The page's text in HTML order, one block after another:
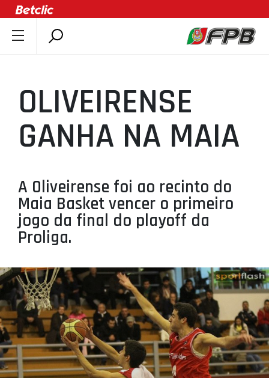
ÚLTIMAS
COMPETIÇÕES
ASSOCIAÇÕES
AGENTES
AGENDA
SELEÇÕES
MINIBASQUETE
ÁREA TÉCNICA
PROJETOS
LIGA BETCLIC MASCULINA
LIGA BETCLIC FEMININA
OLIVEIRENSE
GANHA NA MAIA
A Oliveirense foi ao recinto do
Maia Basket vencer o primeiro
jogo da final do playoff da
Proliga.